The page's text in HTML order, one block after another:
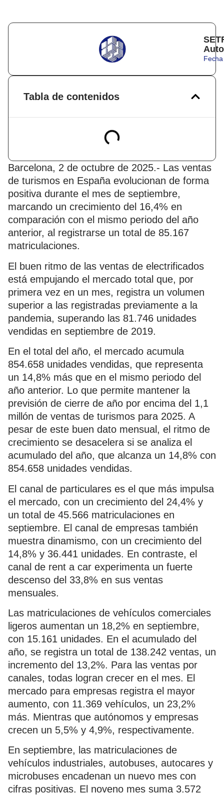
Tabla de contenidos
Barcelona, 2 de octubre de 2025.- Las ventas
de turismos en España evolucionan de forma
positiva durante el mes de septiembre,
marcando un crecimiento del 16,4% en
comparación con el mismo periodo del año
anterior, al registrarse un total de 85.167
matriculaciones.
El buen ritmo de las ventas de electrificados
está empujando el mercado total que, por
primera vez en un mes, registra un volumen
superior a las registradas previamente a la
pandemia, superando las 81.746 unidades
vendidas en septiembre de 2019.
En el total del año, el mercado acumula
854.658 unidades vendidas, que representa
un 14,8% más que en el mismo periodo del
año anterior. Lo que permite mantener la
previsión de cierre de año por encima del 1,1
millón de ventas de turismos para 2025. A
pesar de este buen dato mensual, el ritmo de
crecimiento se desacelera si se analiza el
acumulado del año, que alcanza un 14,8% con
854.658 unidades vendidas.
El canal de particulares es el que más impulsa
el mercado, con un crecimiento del 24,4% y
un total de 45.566 matriculaciones en
septiembre. El canal de empresas también
muestra dinamismo, con un crecimiento del
14,8% y 36.441 unidades. En contraste, el
canal de rent a car experimenta un fuerte
descenso del 33,8% en sus ventas
mensuales.
Las matriculaciones de vehículos comerciales
ligeros aumentan un 18,2% en septiembre,
con 15.161 unidades. En el acumulado del
año, se registra un total de 138.242 ventas, un
incremento del 13,2%. Para las ventas por
canales, todas logran crecer en el mes. El
mercado para empresas registra el mayor
aumento, con 11.369 vehículos, un 23,2%
más. Mientras que autónomos y empresas
crecen un 5,5% y 4,9%, respectivamente.
En septiembre, las matriculaciones de
vehículos industriales, autobuses, autocares y
microbuses encadenan un nuevo mes con
cifras positivas. El noveno mes suma 3.572